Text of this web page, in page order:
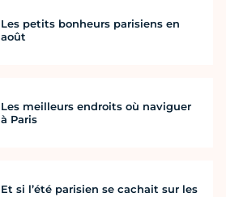
Les petits bonheurs parisiens en
août
Les meilleurs endroits où naviguer
à Paris
Et si l’été parisien se cachait sur les